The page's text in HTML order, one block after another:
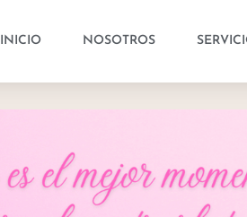
INICIO NOSOTROS